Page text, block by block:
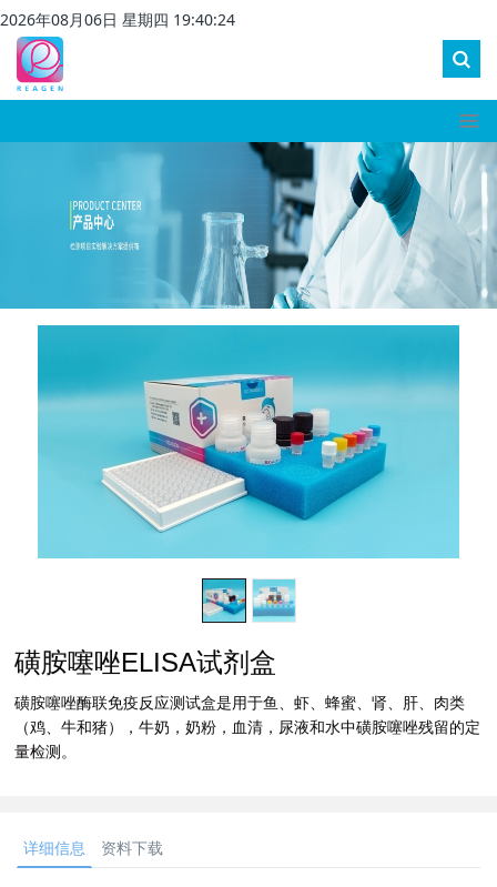
2026年08月06日 星期四 19:40:25
磺胺噻唑ELISA试剂盒
磺胺噻唑酶联免疫反应测试盒是用于鱼、虾、蜂蜜、肾、肝、肉类
（鸡、牛和猪），牛奶，奶粉，血清，尿液和水中磺胺噻唑残留的定
量检测。
详细信息 资料下载